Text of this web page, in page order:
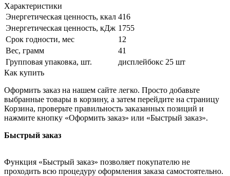
Характеристики
Энергетическая ценность, ккал 416
Энергетическая ценность, кДж 1755
Срок годности, мес
12
Вес, грамм
41
Групповая упаковка, шт.
дисплейбокс 25 шт
Как купить
Оформить заказ на нашем сайте легко. Просто добавьте
выбранные товары в корзину, а затем перейдите на страницу
Корзина, проверьте правильность заказанных позиций и
нажмите кнопку «Оформить заказ» или «Быстрый заказ».
Быстрый заказ
Функция «Быстрый заказ» позволяет покупателю не
проходить всю процедуру оформления заказа самостоятельно.